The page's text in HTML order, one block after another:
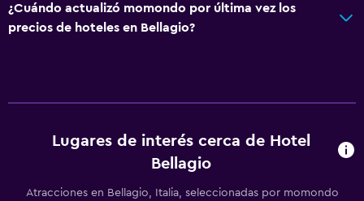
¿Cuándo actualizó momondo por última vez los
precios de hoteles en Bellagio?
Lugares de interés cerca de Hotel
Bellagio
Atracciones en Bellagio, Italia, seleccionadas por momondo